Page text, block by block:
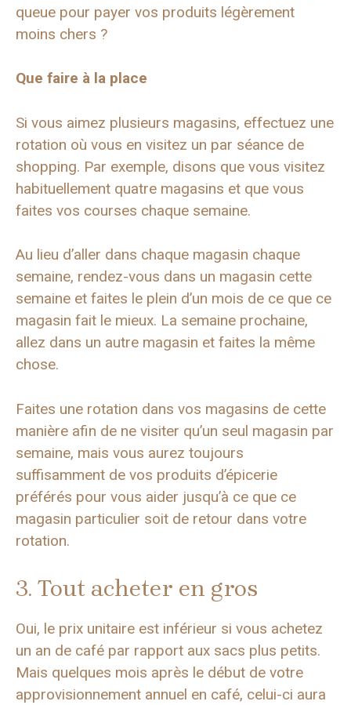
queue pour payer vos produits légèrement
moins chers ?
Que faire à la place
Si vous aimez plusieurs magasins, effectuez une
rotation où vous en visitez un par séance de
shopping. Par exemple, disons que vous visitez
habituellement quatre magasins et que vous
faites vos courses chaque semaine.
Au lieu d’aller dans chaque magasin chaque
semaine, rendez-vous dans un magasin cette
semaine et faites le plein d’un mois de ce que ce
magasin fait le mieux. La semaine prochaine,
allez dans un autre magasin et faites la même
chose.
Faites une rotation dans vos magasins de cette
manière afin de ne visiter qu’un seul magasin par
semaine, mais vous aurez toujours
suffisamment de vos produits d’épicerie
préférés pour vous aider jusqu’à ce que ce
magasin particulier soit de retour dans votre
rotation.
3. Tout acheter en gros
Oui, le prix unitaire est inférieur si vous achetez
un an de café par rapport aux sacs plus petits.
Mais quelques mois après le début de votre
approvisionnement annuel en café, celui-ci aura